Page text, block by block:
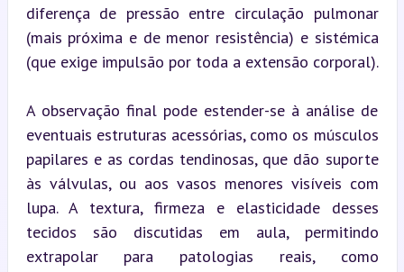
diferença de pressão entre circulação pulmonar
(mais próxima e de menor resistência) e sistémica
(que exige impulsão por toda a extensão corporal).
A observação final pode estender-se à análise de
eventuais estruturas acessórias, como os músculos
papilares e as cordas tendinosas, que dão suporte
às válvulas, ou aos vasos menores visíveis com
lupa. A textura, firmeza e elasticidade desses
tecidos são discutidas em aula, permitindo
extrapolar para patologias reais, como